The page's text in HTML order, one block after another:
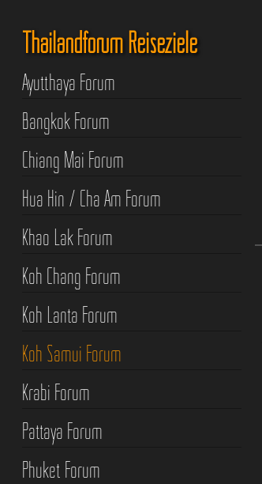
Thailandforum Reiseziele
Ayutthaya Forum
Bangkok Forum
Chiang Mai Forum
Hua Hin / Cha Am Forum
Khao Lak Forum
Koh Chang Forum
Koh Lanta Forum
Koh Samui Forum
Krabi Forum
Pattaya Forum
Phuket Forum